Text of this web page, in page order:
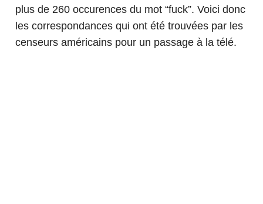
plus de 260 occurences du mot “fuck”. Voici donc
les correspondances qui ont été trouvées par les
censeurs américains pour un passage à la télé.